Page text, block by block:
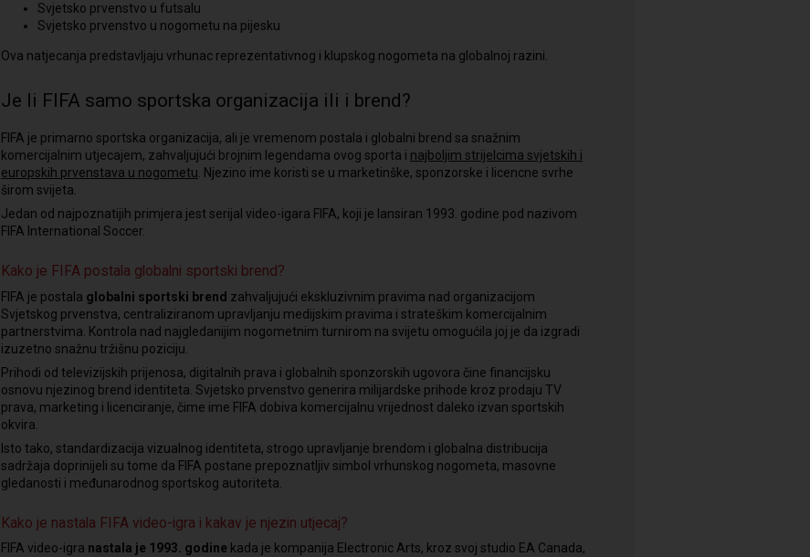
Svjetsko prvenstvo u futsalu
Svjetsko prvenstvo u nogometu na pijesku
Ova natjecanja predstavljaju vrhunac reprezentativnog i klupskog nogometa na globalnoj razini.
Je li FIFA samo sportska organizacija ili i brend?
FIFA je primarno sportska organizacija, ali je vremenom postala i globalni brend sa snažnim
komercijalnim utjecajem, zahvaljujući brojnim legendama ovog sporta i najboljim strijelcima svjetskih i
europskih prvenstava u nogometu . Njezino ime koristi se u marketinške, sponzorske i licencne svrhe
širom svijeta.
Jedan od najpoznatijih primjera jest serijal video-igara FIFA, koji je lansiran 1993. godine pod nazivom
FIFA International Soccer.
Kako je FIFA postala globalni sportski brend?
FIFA je postala globalni sportski brend zahvaljujući ekskluzivnim pravima nad organizacijom
Svjetskog prvenstva, centraliziranom upravljanju medijskim pravima i strateškim komercijalnim
partnerstvima. Kontrola nad najgledanijim nogometnim turnirom na svijetu omogućila joj je da izgradi
izuzetno snažnu tržišnu poziciju.
Prihodi od televizijskih prijenosa, digitalnih prava i globalnih sponzorskih ugovora čine financijsku
osnovu njezinog brend identiteta. Svjetsko prvenstvo generira milijardske prihode kroz prodaju TV
prava, marketing i licenciranje, čime ime FIFA dobiva komercijalnu vrijednost daleko izvan sportskih
okvira.
Isto tako, standardizacija vizualnog identiteta, strogo upravljanje brendom i globalna distribucija
sadržaja doprinijeli su tome da FIFA postane prepoznatljiv simbol vrhunskog nogometa, masovne
gledanosti i međunarodnog sportskog autoriteta.
Kako je nastala FIFA video-igra i kakav je njezin utjecaj?
FIFA video-igra nastala je 1993. godine kada je kompanija Electronic Arts, kroz svoj studio EA Canada,